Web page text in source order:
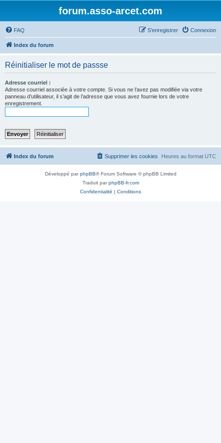
forum.asso-arcet.com
FAQ Connexion
S’enregistrer
Index du forum
Réinitialiser le mot de passse
Adresse courriel :
Adresse courriel associée à votre compte. Si vous ne l’avez pas modifiée via votre
panneau d’utilisateur, il s’agit de l’adresse que vous avez fournie lors de votre
enregistrement.
Index du forum Heures au format UTC
Supprimer les cookies
Développé parphpBB® Forum Software © phpBB Limited
Traduit parphpBB-fr.com
Confidentialité | Conditions